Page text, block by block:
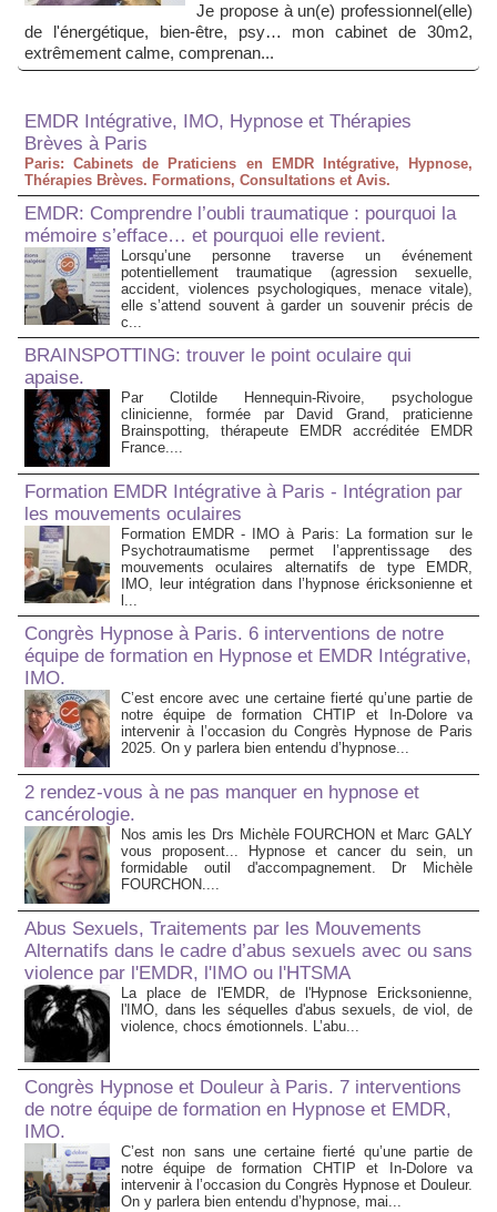
Je propose à un(e) professionnel(elle)
de l'énergétique, bien-être, psy… mon cabinet de 30m2,
extrêmement calme, comprenan...
EMDR Intégrative, IMO, Hypnose et Thérapies
Brèves à Paris
Paris: Cabinets de Praticiens en EMDR Intégrative, Hypnose,
Thérapies Brèves. Formations, Consultations et Avis.
EMDR: Comprendre l’oubli traumatique : pourquoi la
mémoire s’efface… et pourquoi elle revient.
Lorsqu’une personne traverse un événement
potentiellement traumatique (agression sexuelle,
accident, violences psychologiques, menace vitale),
elle s’attend souvent à garder un souvenir précis de
c...
BRAINSPOTTING: trouver le point oculaire qui
apaise.
Par Clotilde Hennequin-Rivoire, psychologue
clinicienne, formée par David Grand, praticienne
Brainspotting, thérapeute EMDR accréditée EMDR
France....
Formation EMDR Intégrative à Paris - Intégration par
les mouvements oculaires
Formation EMDR - IMO à Paris: La formation sur le
Psychotraumatisme permet l’apprentissage des
mouvements oculaires alternatifs de type EMDR,
IMO, leur intégration dans l’hypnose éricksonienne et
l...
Congrès Hypnose à Paris. 6 interventions de notre
équipe de formation en Hypnose et EMDR Intégrative,
IMO.
C’est encore avec une certaine fierté qu’une partie de
notre équipe de formation CHTIP et In-Dolore va
intervenir à l’occasion du Congrès Hypnose de Paris
2025. On y parlera bien entendu d’hypnose...
2 rendez-vous à ne pas manquer en hypnose et
cancérologie.
Nos amis les Drs Michèle FOURCHON et Marc GALY
vous proposent... Hypnose et cancer du sein, un
formidable outil d'accompagnement. Dr Michèle
FOURCHON....
Abus Sexuels, Traitements par les Mouvements
Alternatifs dans le cadre d’abus sexuels avec ou sans
violence par l'EMDR, l'IMO ou l'HTSMA
La place de l'EMDR, de l'Hypnose Ericksonienne,
l'IMO, dans les séquelles d'abus sexuels, de viol, de
violence, chocs émotionnels. L’abu...
Congrès Hypnose et Douleur à Paris. 7 interventions
de notre équipe de formation en Hypnose et EMDR,
IMO.
C’est non sans une certaine fierté qu’une partie de
notre équipe de formation CHTIP et In-Dolore va
intervenir à l’occasion du Congrès Hypnose et Douleur.
On y parlera bien entendu d’hypnose, mai...